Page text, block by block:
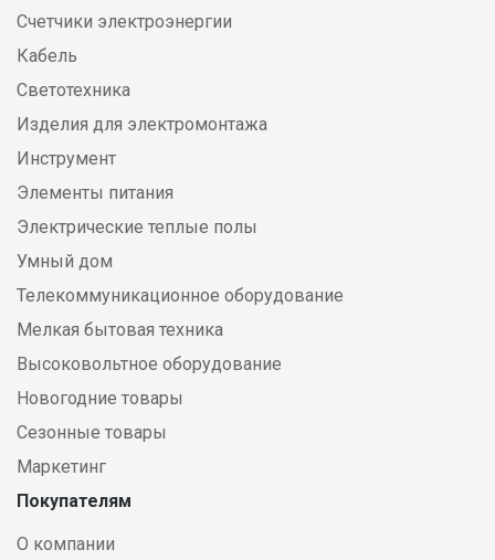
Счетчики электроэнергии
Кабель
Светотехника
Изделия для электромонтажа
Инструмент
Элементы питания
Электрические теплые полы
Умный дом
Телекоммуникационное оборудование
Мелкая бытовая техника
Высоковольтное оборудование
Новогодние товары
Сезонные товары
Маркетинг
Покупателям
О компании